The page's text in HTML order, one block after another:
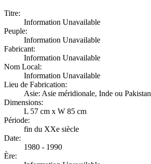
Titre:
Information Unavailable
Peuple:
Information Unavailable
Fabricant:
Information Unavailable
Nom Local:
Information Unavailable
Lieu de Fabrication:
Asie: Asie méridionale, Inde ou Pakistan
Dimensions:
L 57 cm x W 85 cm
Période:
fin du XXe siècle
Date:
1980 - 1990
Ère: